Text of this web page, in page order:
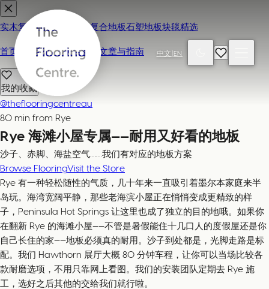
中文 |EN
实木复合地板 强化复合地板石塑地板块毯精选
首页 联系我们 / 来店参观 文章与指南
我的收藏
@theflooringcentreau
80 min from Rye
Rye 海滩小屋专属——耐用又好看的地板
沙子、赤脚、海盐空气……我们有对应的地板方案
Browse FlooringVisit the Store
Rye 有一种轻松随性的气质，几十年来一直吸引着墨尔本家庭来半
岛玩。海湾宽阔平静，那些老海滨小屋正在悄悄变成更精致的样
子，Peninsula Hot Springs 让这里也成了独立的目的地哦。如果你
在翻新 Rye 的海滩小屋——不管是暑假能住十几口人的度假屋还是你
自己长住的家——地板必须真的耐用。沙子到处都是，光脚走路是标
配。我们 Hawthorn 展厅大概 80 分钟车程，让你可以当场比较各
款耐磨选项，不用只靠网上看图。我们的安装团队定期去 Rye 施
工，选好之后其他的交给我们就行啦。